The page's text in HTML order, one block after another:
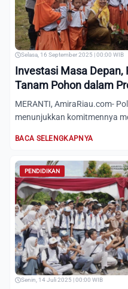
Selasa, 16 September 2025 | 00:00 WIB
Investasi Masa Depan,
Tanam Pohon dalam
MERANTI, AmiraRiau.com-
menunjukkan komitmennya
BACA SELENGKAPNYA
PENDIDIKAN
Senin, 14 Juli 2025 | 00:00 WIB